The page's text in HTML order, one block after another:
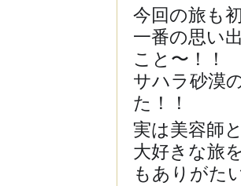
今回の旅も
一番の思い
こと〜！！
サハラ砂漠
た！！
実は美容師
大好きな旅
もありが